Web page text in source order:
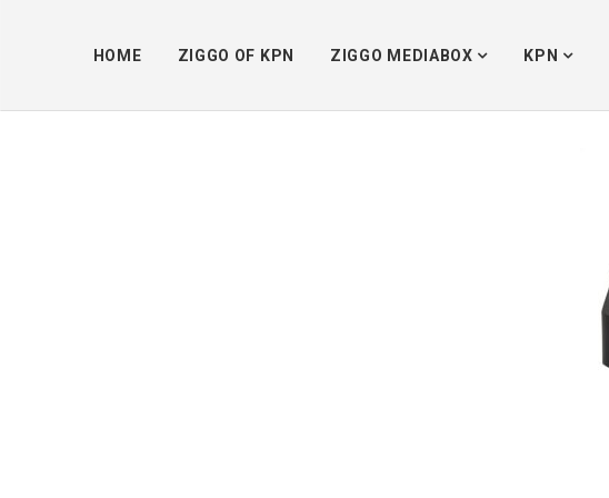
HOME ZIGGO OF KPN ZIGGO MEDIABOX KPN